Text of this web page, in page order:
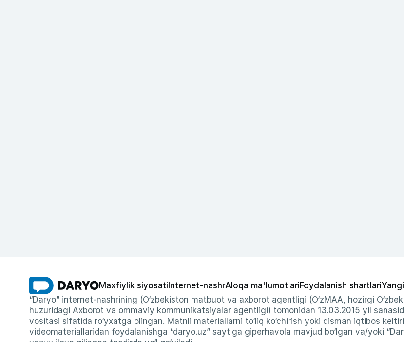
Maxfiylik siyosati Internet-nashrAloqa ma'lumotlariFoydalanish shartlari
“Daryo” internet-nashrining (O‘zbekiston matbuot va axborot agentligi (O‘zMAA, hozirgi
huzuridagi Axborot va ommaviy kommunikatsiyalar agentligi) tomonidan 13.03.2015 yil
vositasi sifatida ro‘yxatga olingan. Matnli materiallarni to‘liq ko‘chirish yoki qisman iqtibos
videomateriallaridan foydalanishga “daryo.uz” saytiga giperhavola mavjud bo‘lgan va/yoki